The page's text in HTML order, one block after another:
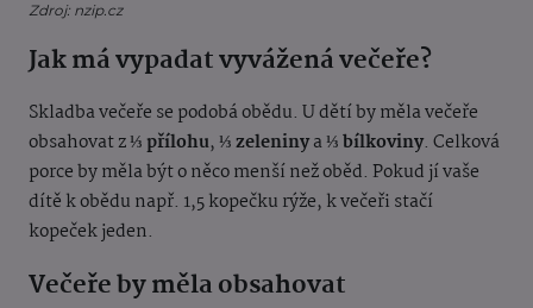
Zdroj: nzip.cz
Jak má vypadat vyvážená večeře?
Skladba večeře se podobá obědu. U dětí by měla večeře
obsahovat z⅓ přílohu, ⅓ zeleninya⅓ bílkoviny. Celková
porce by měla být o něco menší než oběd. Pokud jí vaše
dítě k obědu např. 1,5 kopečku rýže, k večeři stačí
kopeček jeden.
Večeře by měla obsahovat